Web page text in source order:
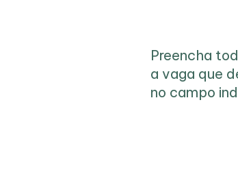
Preencha
a vaga que
no campo